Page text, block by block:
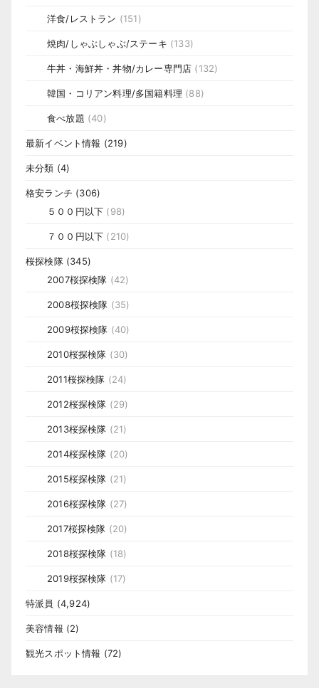
洋食/レストラン (151)
焼肉/しゃぶしゃぶ/ステーキ (133)
牛丼・海鮮丼・丼物/カレー専門店 (132)
韓国・コリアン料理/多国籍料理 (88)
食べ放題 (40)
最新イベント情報 (219)
未分類 (4)
格安ランチ (306)
５００円以下 (98)
７００円以下 (210)
桜探検隊(345)
2007桜探検隊 (42)
2008桜探検隊 (35)
2009桜探検隊 (40)
2010桜探検隊 (30)
2011桜探検隊 (24)
2012桜探検隊 (29)
2013桜探検隊 (21)
2014桜探検隊 (20)
2015桜探検隊 (21)
2016桜探検隊 (27)
2017桜探検隊 (20)
2018桜探検隊 (18)
2019桜探検隊 (17)
特派員 (4,924)
美容情報 (2)
観光スポット情報 (72)